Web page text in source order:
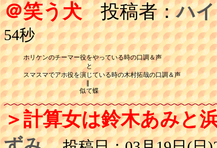
＠笑う犬投稿者：ハ
54秒
ホリケンのチーマー役をやっている時の口調＆声
と
スマスマでアホ役を演じている時の木村拓哉の口調＆声
∥
似て蝶
＞計算女は鈴木あみと